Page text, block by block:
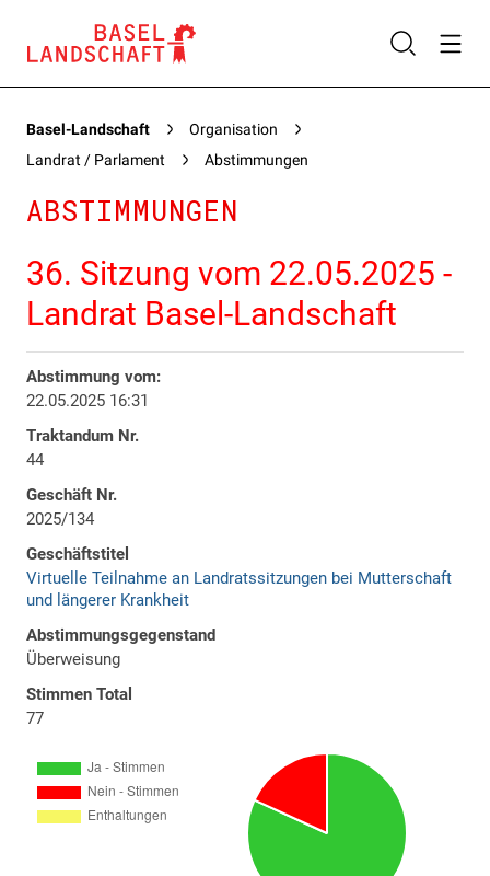
Basel-Landschaft
Organisation
Landrat / Parlament
Abstimmungen
ABSTIMMUNGEN